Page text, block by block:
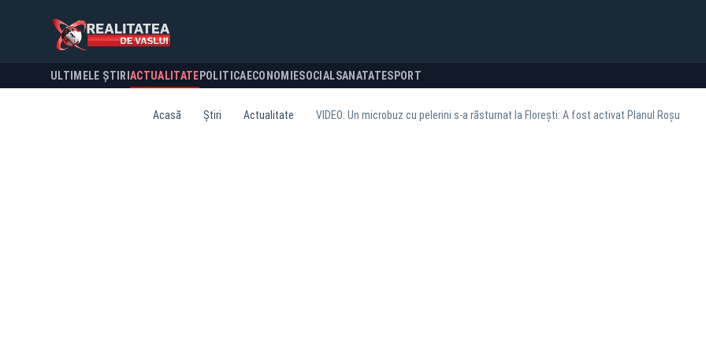
ULTIMELE ȘTIRI ACTUALITATE POLITICA ECONOMIESOCIALSANATATESPORT
Acasă Știri Actualitate VIDEO: Un microbuz cu pelerini s-a răsturnat la Florești: A fost activat Planul Roșu